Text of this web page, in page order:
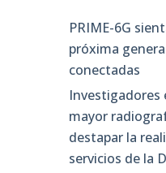
PRIME-6G
próxima
conectadas
Investigadores
mayor
destapar la
servicios de la